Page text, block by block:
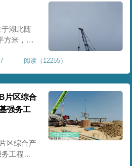
强夯施
位置地
域采用
湖北随
方米，为
目于
基处理采
过大吨
场地密
车间、
稳定运
地基处
阅读（12255）
片区综合
强务工
区综合产
工程位